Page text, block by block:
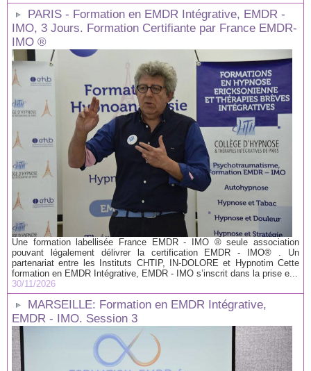
PARIS - Formation en EMDR Intégrative, EMDR -
IMO, 3 Jours. Formation Certifiante par France EMDR-
IMO ®
Une formation labellisée France EMDR - IMO ® seule association
pouvant légalement délivrer la certification EMDR - IMO® . Un
partenariat entre les Instituts CHTIP, IN-DOLORE et Hypnotim Cette
formation en EMDR Intégrative, EMDR - IMO s’inscrit dans la prise e...
30/11/2026
MARSEILLE: Formation en EMDR Intégrative,
EMDR - IMO. Session 3